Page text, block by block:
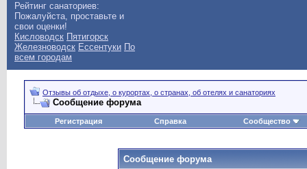
Рейтинг санаториев:
Пожалуйста, проставьте и
свои оценки!
Кисловодск Пятигорск
Железноводск Ессентуки По
всем городам
Отзывы об отдыхе, о курортах, о странах, об отелях и санаториях
Сообщение форума
Регистрация Справка Сообщество
Сообщение форума